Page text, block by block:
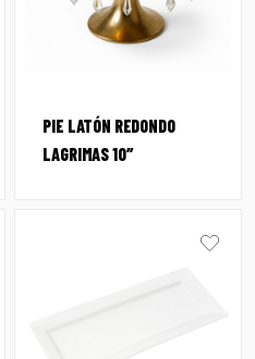
PIE LATÓN REDONDO
LAGRIMAS 10″